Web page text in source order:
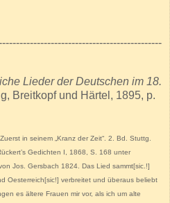
Lieder der Deutschen im 18.
Breitkopf und Härtel, 1895, p.
in seinem „Kranz der Zeit“. 2. Bd. Stuttg.
Gedichten I, 1868, S. 168 unter
Jos. Gersbach 1824. Das Lied sammt[sic.!]
Oesterreich[sic!] verbreitet und überaus beliebt
es ältere Frauen mir vor, als ich um alte